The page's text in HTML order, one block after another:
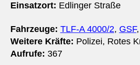
Einsatzort: Edlinger Straße
Fahrzeuge: TLF-A 4000/2, GSF,
Weitere Kräfte: Polizei, Rotes
Aufrufe: 367